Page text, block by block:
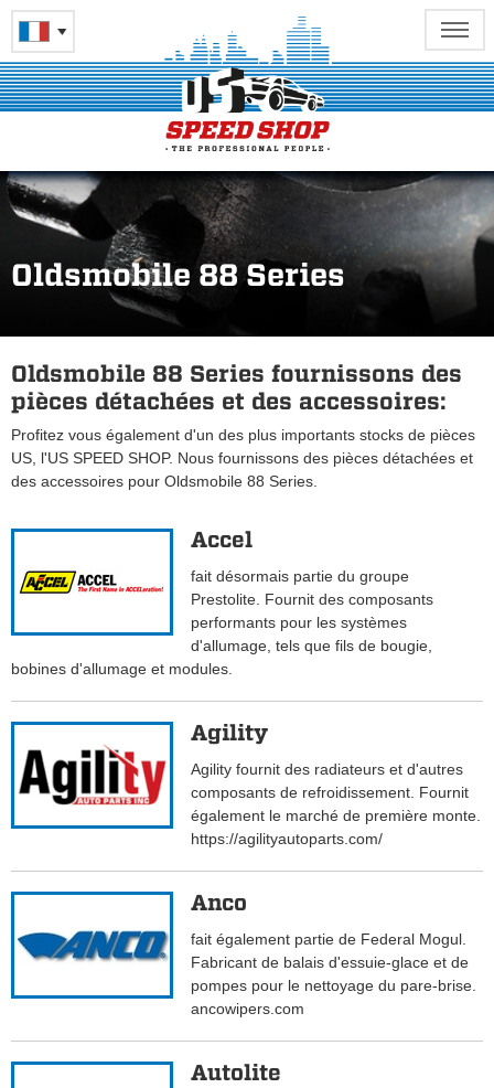
Oldsmobile 88 Series
Oldsmobile 88 Series fournissons des
pièces détachées et des accessoires:
Profitez vous également d'un des plus importants stocks de pièces
US, l'US SPEED SHOP. Nous fournissons des pièces détachées et
des accessoires pour Oldsmobile 88 Series.
Accel
fait désormais partie du groupe
Prestolite. Fournit des composants
performants pour les systèmes
d'allumage, tels que fils de bougie,
bobines d'allumage et modules.
Agility
Agility fournit des radiateurs et d'autres
composants de refroidissement. Fournit
également le marché de première monte.
https://agilityautoparts.com/
Anco
fait également partie de Federal Mogul.
Fabricant de balais d'essuie-glace et de
pompes pour le nettoyage du pare-brise.
ancowipers.com
Autolite